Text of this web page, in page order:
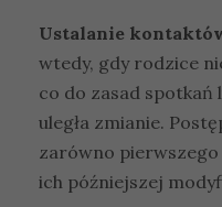
Ustalanie
wtedy, gdy rodzice
co do zasad spotkań
uległa zmianie.
zarówno
ich późniejszej